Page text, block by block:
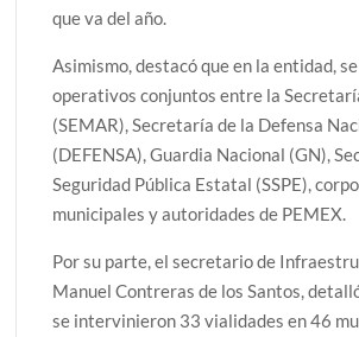
que va del año.
Asimismo, destacó que en la entidad,
operativos conjuntos entre la
(SEMAR), Secretaría de la Defensa
(DEFENSA), Guardia Nacional (GN),
Seguridad Pública Estatal (SSPE),
municipales y autoridades de PEMEX.
Por su parte, el secretario de
Manuel Contreras de los Santos,
se intervinieron 33 vialidades en 46